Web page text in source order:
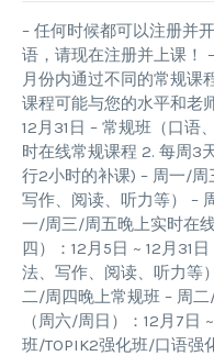
– 任何时候都可以注册并
语，请现在注册并上课！
月份内通过不同的常规课
课程可能与您的水平和老
12月31日 – 常规班（口语
时在线常规课程 2. 每周3
行2小时的补课) – 周一/周
写作、阅读、听力等） –
一/周三/周五晚上实时在
四）：12月5日 ~ 12月31
法、写作、阅读、听力等
二/周四晚上常规班 – 周
（周六/周日）：12月7日
班/TOPIK2强化班/口语强